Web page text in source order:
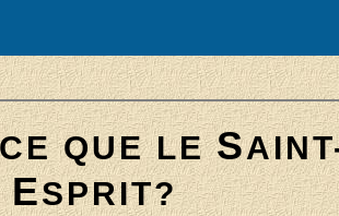
CE QUE LES
ESPRIT?